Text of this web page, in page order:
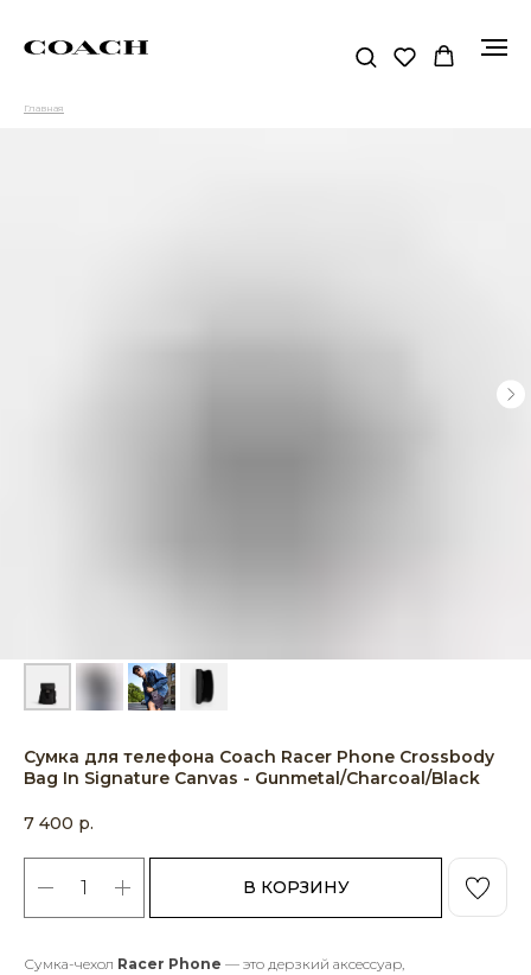
Главная
Сумка для телефона Coach Racer Phone Crossbody
Bag In Signature Canvas - Gunmetal/Charcoal/Black
7 400 р.
В КОРЗИНУ
Сумка-чехол Racer Phone — это дерзкий аксессуар,